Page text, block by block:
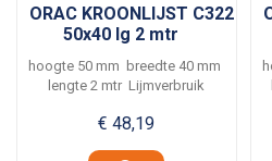
ORAC KROONLIJST C322
50x40 lg 2 mtr
hoogte 50 mm breedte 40 mm
lengte 2 mtr Lijmverbruik
€ 48,19